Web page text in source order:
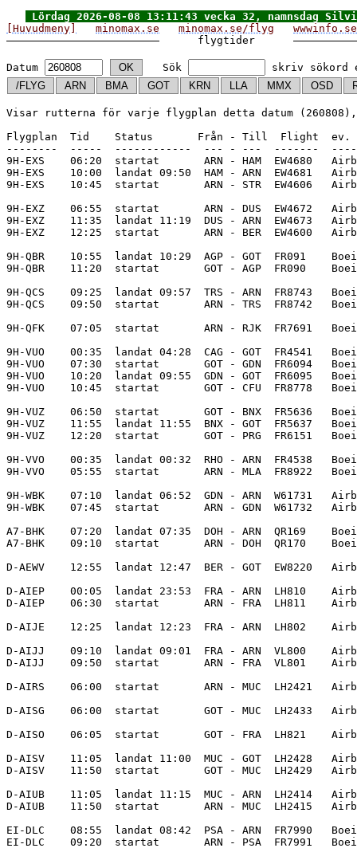
Lördag 2026-08-08 13:11:43 vecka 32, namnsdag
[Huvudmeny]
minomax.se minomax.se/flyg
wwwinfo.se
      flygtider
Datum
   Sök